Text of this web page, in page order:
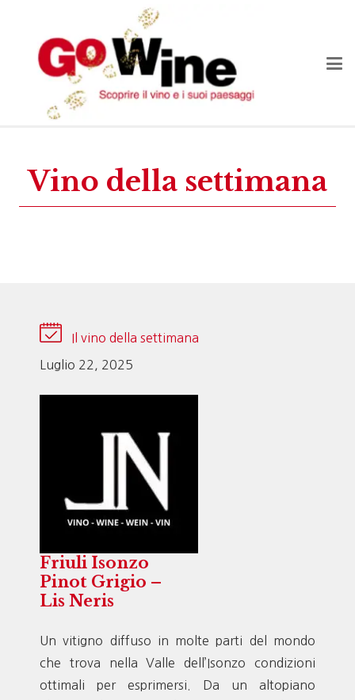
Vino della settimana
Il vino della settimana
Luglio 22, 2025
Friuli Isonzo
Pinot Grigio –
Lis Neris
Un vitigno diffuso in molte parti del mondo
che trova nella Valle dell’Isonzo condizioni
ottimali per esprimersi. Da un altopiano